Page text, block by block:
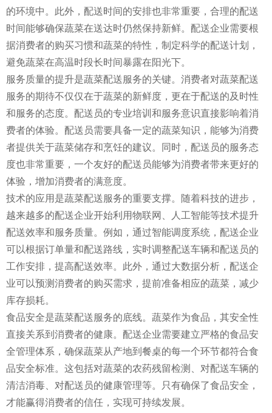
的环境中。此外，配送时间的安排也非常重要，合理的配送
时间能够确保蔬菜在送达时仍然保持新鲜。配送企业需要根
据消费者的购买习惯和蔬菜的特性，制定科学的配送计划，
避免蔬菜在高温时段长时间暴露在阳光下。
服务质量的提升是蔬菜配送服务的关键。消费者对蔬菜配送
服务的期待不仅仅在于蔬菜的新鲜度，更在于配送的及时性
和服务的态度。配送员的专业培训和服务意识直接影响着消
费者的体验。配送员需要具备一定的蔬菜知识，能够为消费
者提供关于蔬菜储存和烹饪的建议。同时，配送员的服务态
度也非常重要，一个友好的配送员能够为消费者带来更好的
体验，增加消费者的满意度。
技术的应用是蔬菜配送服务的重要支撑。随着科技的进步，
越来越多的配送企业开始利用物联网、人工智能等技术提升
配送效率和服务质量。例如，通过智能调度系统，配送企业
可以根据订单量和配送路线，实时调整配送车辆和配送员的
工作安排，提高配送效率。此外，通过大数据分析，配送企
业可以预测消费者的购买需求，提前准备相应的蔬菜，减少
库存损耗。
食品安全是蔬菜配送服务的底线。蔬菜作为食品，其安全性
直接关系到消费者的健康。配送企业需要建立严格的食品安
全管理体系，确保蔬菜从产地到餐桌的每一个环节都符合食
品安全标准。这包括对蔬菜的农药残留检测、对配送车辆的
清洁消毒、对配送员的健康管理等。只有确保了食品安全，
才能赢得消费者的信任，实现可持续发展。